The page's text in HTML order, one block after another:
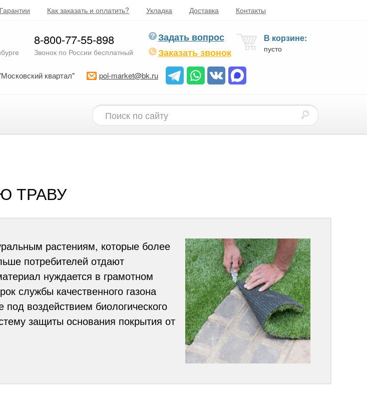
Гарантии Как заказать и оплатить? Укладка Доставка Контакты
8-800-77-55-898
Звонок по России бесплатный
Задать вопрос
Заказать звонок
В корзине:
пусто
квартал" pol-market@bk.ru
ТРАВУ
растениям, которые более
потребителей отдают
нуждается в грамотном
службы качественного газона
воздействием биологического
защиты основания покрытия от